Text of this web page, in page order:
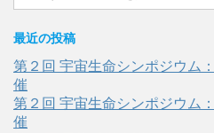
最近の投稿
第２回 宇宙生命シンポジウム
催
第２回 宇宙生命シンポジウム
催